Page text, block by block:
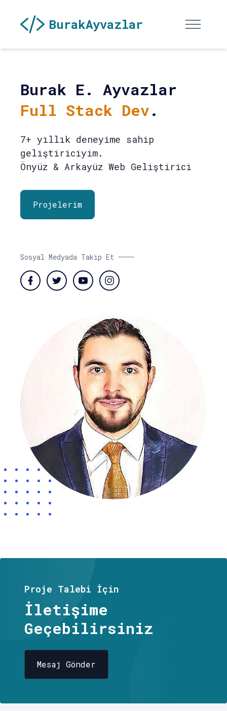
BurakAyvazlar
Burak E. Ayvazlar
Full Stack Dev.
7+ yıllık deneyime sahip
geliştiriciyim.
Önyüz & Arkayüz Web Geliştirici
Projelerim
Sosyal Medyada Takip Et
Proje Talebi İçin
İletişime
Geçebilirsiniz
Mesaj Gönder